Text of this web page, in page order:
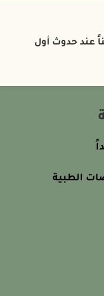
عند حدوث أول
الطبية